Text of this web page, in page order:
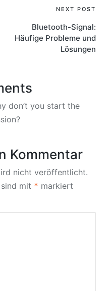
NEXT POST
Bluetooth-Signal:
Häufige Probleme und
Lösungen
don’t you start the
Kommentar
nicht veröffentlicht.
mit * markiert